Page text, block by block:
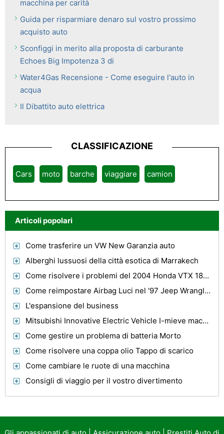
macchina per carità
Guida per risparmiare denaro sul vostro prossimo
acquisto auto
Sconfiggi in merito alla proposta di carburante
Echoes Big Impotenza 3 di
Water4Gas Recensione - Come eseguire l'auto in
acqua
Il Dibattito auto elettrica
CLASSIFICAZIONE
Cars moto barche viaggiare camion
Articoli popolari
Come trasferire un VW New Garanzia auto
Alberghi lussuosi della città esotica di Marrakech
Come risolvere i problemi del 2004 Honda VTX 1800 luci di coda
Come reimpostare Airbag Luci nel '97 Jeep Wrangler
L'espansione del business
Mitsubishi Innovative Electric Vehicle I-mieve macchina del futuro
Come gestire un problema di batteria Morto
Come risolvere una coppa olio Tappo di scarico
Come cambiare le ruote di una macchina
Consigli di viaggio per il vostro divertimento